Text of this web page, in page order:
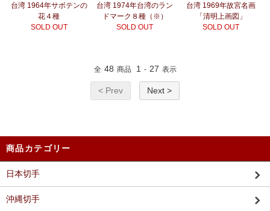
台湾 1964年サボテンの
花４種
SOLD OUT
台湾 1974年台湾のラン
ドマーク８種（※）
SOLD OUT
台湾 1969年故宮名画
「清明上画図」
SOLD OUT
全 48 商品 1 - 27 表示
< Prev Next >
商品カテゴリー
日本切手
沖縄切手